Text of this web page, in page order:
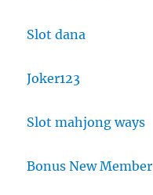
Slot dana
Joker123
Slot mahjong ways
Bonus New Member